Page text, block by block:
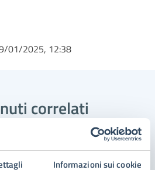
Informazioni sui cookie
01/2025, 12:38
correlati